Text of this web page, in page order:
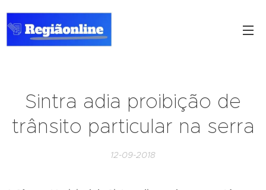
Sintra adia proibição de
trânsito particular na serra
12-09-2018